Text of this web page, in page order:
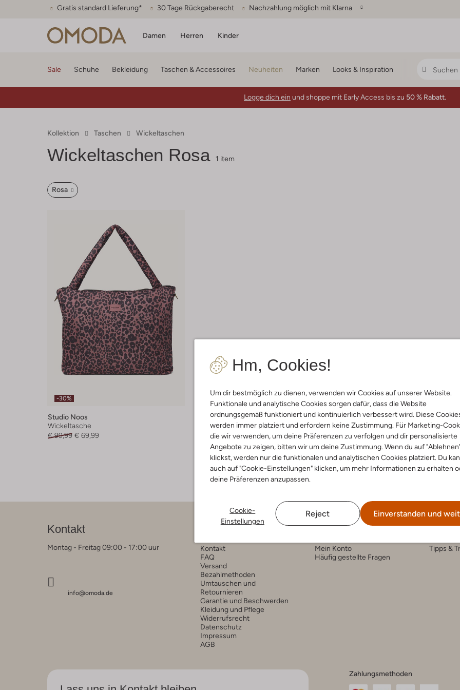
Gratis standard Lieferung* 30 Tage Rückgaberecht Nachzahlung möglich mit Klarna
Damen Herren Kinder
Hm, Cookies!
Um dir bestmöglich zu dienen, verwenden wir Cookies auf unserer Website.
Funktionale und analytische Cookies sorgen dafür, dass die Website
ordnungsgemäß funktioniert und kontinuierlich verbessert wird. Diese
werden immer platziert und erfordern keine Zustimmung. Für Marketing-
die wir verwenden, um deine Präferenzen zu verfolgen und dir personalisierte
Angebote zu zeigen, bitten wir um deine Zustimmung. Wenn du auf
klickst, werden nur die funktionalen und analytischen Cookies platziert. Du
auch auf "Cookie-Einstellungen" klicken, um mehr Informationen zu erhalten
deine Präferenzen anzupassen.
Cookie-
Einstellungen
Reject Einverstanden und
Sale Schuhe Bekleidung Taschen & Accessoires Neuheiten Marken Looks & Inspiration
Logge dich ein und shoppe mit Early Access bis zu 50 % Rabatt.
Kollektion Taschen Wickeltaschen
Wickeltaschen Rosa 1 item
Rosa
-30%
Studio Noos
Wickeltasche
€ 99,99 € 69,99
Kontakt
Montag - Freitag 09:00 - 17:00 uur
info@omoda.de
Kundenservice
Kontakt
FAQ
Versand
Bezahlmethoden
Umtauschen und
Retournieren
Garantie und Beschwerden
Kleidung und Pflege
Widerrufsrecht
Datenschutz
Impressum
AGB
Account
Mein Konto
Häufig gestellte Fragen
Tipps &
Zahlungsmethoden